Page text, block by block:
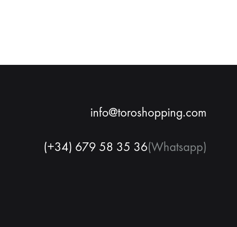
info@toroshopping.com
(+34) 679 58 35 36(Whatsapp)